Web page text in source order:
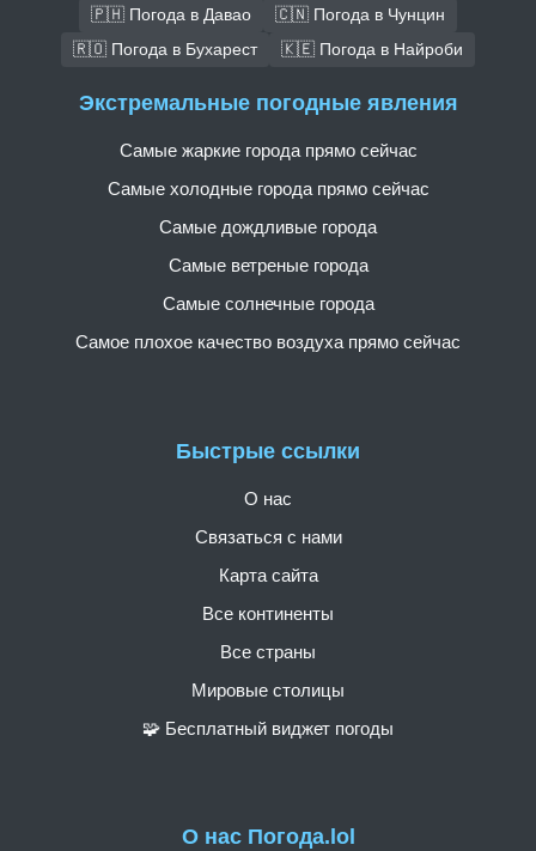
🇵🇭 Погода в Давао
🇨🇳 Погода в Чунцин
🇷🇴 Погода в Бухарест
🇰🇪 Погода в Найроби
О нас Погода.lol
Быстрые ссылки
О нас
Связаться с нами
Карта сайта
Все континенты
Все страны
Мировые столицы
🧩 Бесплатный виджет погоды
Экстремальные погодные явления
Самые жаркие города прямо сейчас
Самые холодные города прямо сейчас
Самые дождливые города
Самые ветреные города
Самые солнечные города
Самое плохое качество воздуха прямо сейчас